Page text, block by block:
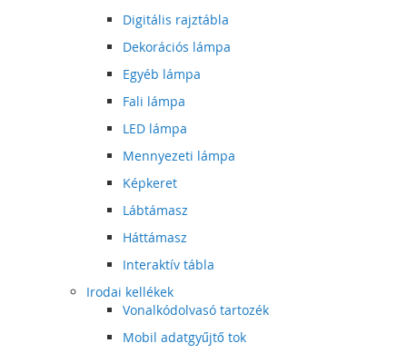
Digitális rajztábla
Dekorációs lámpa
Egyéb lámpa
Fali lámpa
LED lámpa
Mennyezeti lámpa
Képkeret
Lábtámasz
Háttámasz
Interaktív tábla
Irodai kellékek
Vonalkódolvasó tartozék
Mobil adatgyűjtő tok